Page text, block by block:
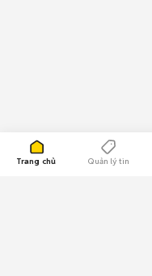
Trang chủ Quản lý tin